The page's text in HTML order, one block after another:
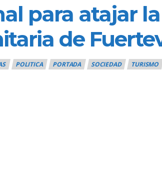
para atajar
de
POLITICA PORTADA SOCIEDAD TURISMO